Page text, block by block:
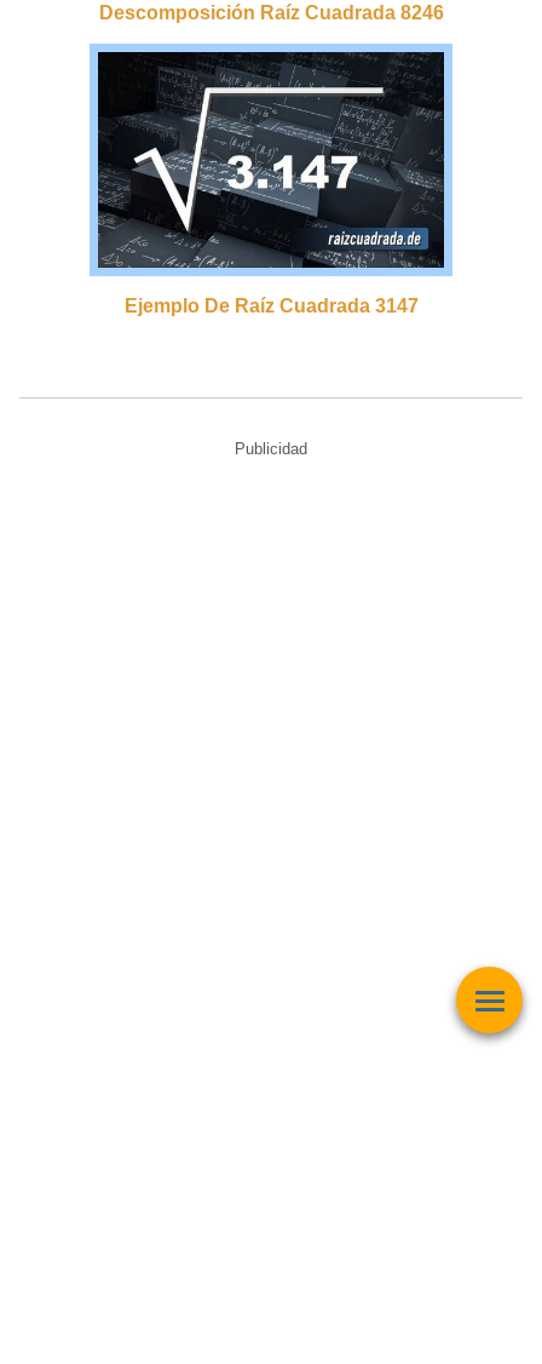
Descomposición Raíz Cuadrada 8246
Ejemplo De Raíz Cuadrada 3147
Publicidad